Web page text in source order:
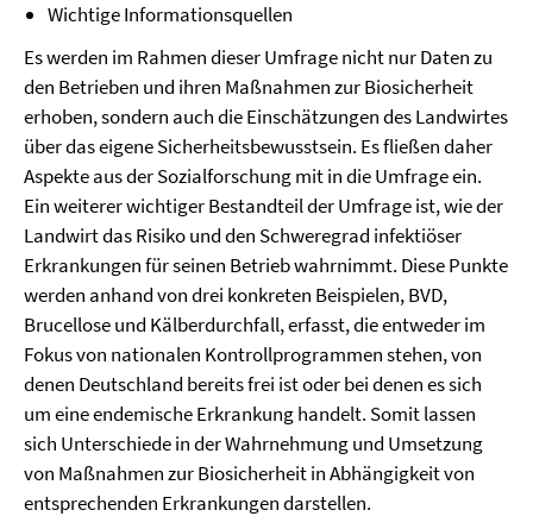
Wichtige Informationsquellen
Es werden im Rahmen dieser Umfrage nicht nur Daten zu
den Betrieben und ihren Maßnahmen zur Biosicherheit
erhoben, sondern auch die Einschätzungen des Landwirtes
über das eigene Sicherheitsbewusstsein. Es fließen daher
Aspekte aus der Sozialforschung mit in die Umfrage ein.
Ein weiterer wichtiger Bestandteil der Umfrage ist, wie der
Landwirt das Risiko und den Schweregrad infektiöser
Erkrankungen für seinen Betrieb wahrnimmt. Diese Punkte
werden anhand von drei konkreten Beispielen, BVD,
Brucellose und Kälberdurchfall, erfasst, die entweder im
Fokus von nationalen Kontrollprogrammen stehen, von
denen Deutschland bereits frei ist oder bei denen es sich
um eine endemische Erkrankung handelt. Somit lassen
sich Unterschiede in der Wahrnehmung und Umsetzung
von Maßnahmen zur Biosicherheit in Abhängigkeit von
entsprechenden Erkrankungen darstellen.